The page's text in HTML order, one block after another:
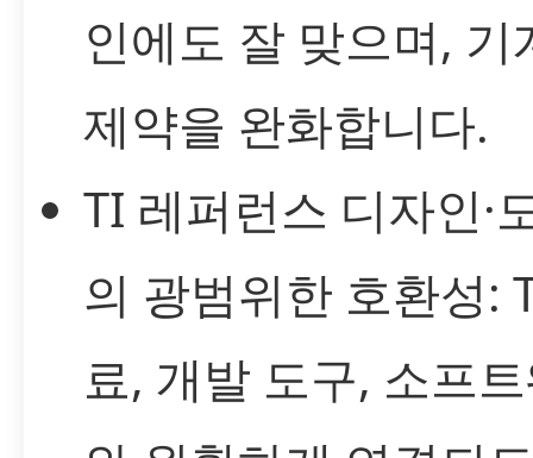
인에도 잘 맞으며,
제약을 완화합니다.
TI 레퍼런스 디자인·
의 광범위한 호환성:
료, 개발 도구, 소프